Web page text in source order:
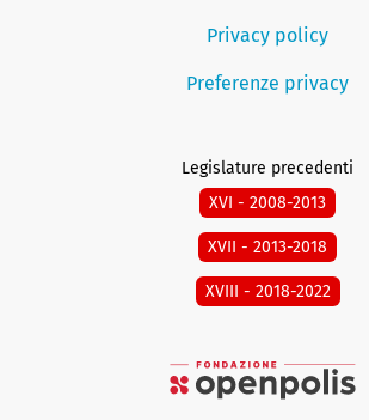
Privacy policy
Preferenze privacy
Legislature precedenti
XVI - 2008-2013
XVII - 2013-2018
XVIII - 2018-2022